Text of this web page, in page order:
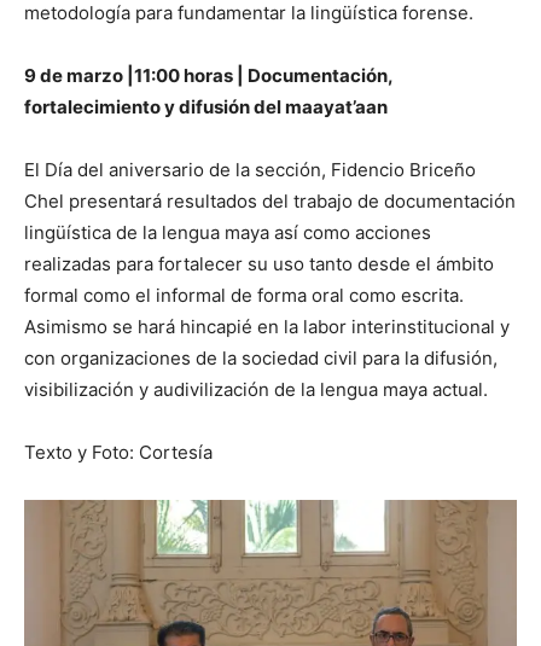
metodología para fundamentar la lingüística forense.
9 de marzo |11:00 horas | Documentación,
fortalecimiento y difusión del maayat’aan
El Día del aniversario de la sección, Fidencio Briceño
Chel presentará resultados del trabajo de documentación
lingüística de la lengua maya así como acciones
realizadas para fortalecer su uso tanto desde el ámbito
formal como el informal de forma oral como escrita.
Asimismo se hará hincapié en la labor interinstitucional y
con organizaciones de la sociedad civil para la difusión,
visibilización y audivilización de la lengua maya actual.
Texto y Foto: Cortesía